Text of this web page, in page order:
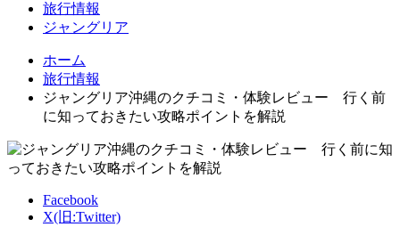
旅行情報
ジャングリア
ホーム
旅行情報
ジャングリア沖縄のクチコミ・体験レビュー 行く前
に知っておきたい攻略ポイントを解説
Facebook
X(旧:Twitter)